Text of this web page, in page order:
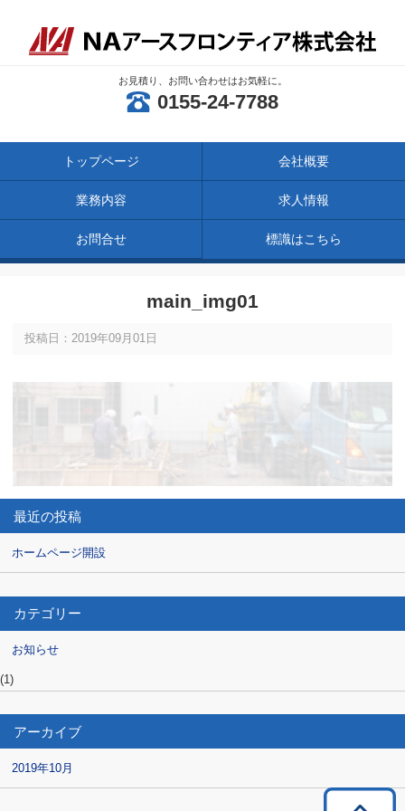
お見積り、お問い合わせはお気軽に。
0155-24-7788
トップページ 会社概要
業務内容 求人情報
お問合せ 標識はこちら
main_img01
投稿日：2019年09月01日
最近の投稿
ホームページ開設
カテゴリー
お知らせ
(1)
アーカイブ
2019年10月